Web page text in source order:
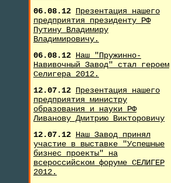
06.08.12 Презентация нашего
предприятия президенту РФ
Путину Владимиру
Владимировичу.
06.08.12 Наш "Пружинно-
Навивочный Завод" стал героем
Селигера 2012.
12.07.12 Презентация нашего
предприятия министру
образования и науки РФ
Ливанову Дмитрию Викторовичу
12.07.12 Наш Завод принял
участие в выставке "Успешные
бизнес проекты" на
всероссийском форуме СЕЛИГЕР
2012.